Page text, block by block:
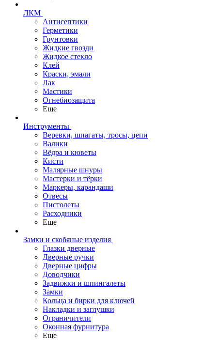
ЛКМ
Антисептики
Герметики
Грунтовки
Жидкие гвозди
Жидкое стекло
Клей
Краски, эмали
Лак
Мастики
Огнебиозащита
Еще
Инструменты
Веревки, шпагаты, тросы, цепи
Валики
Вёдра и кюветы
Кисти
Малярные шнуры
Мастерки и тёрки
Маркеры, карандаши
Отвесы
Пистолеты
Расходники
Еще
Замки и скобяные изделия
Глазки дверные
Дверные ручки
Дверные цифры
Доводчики
Задвижки и шпингалеты
Замки
Кольца и бирки для ключей
Накладки и заглушки
Ограничители
Оконная фурнитура
Еще